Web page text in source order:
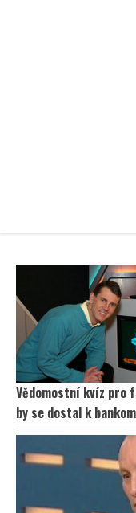
Vědomostní kvíz pro
by se dostal k